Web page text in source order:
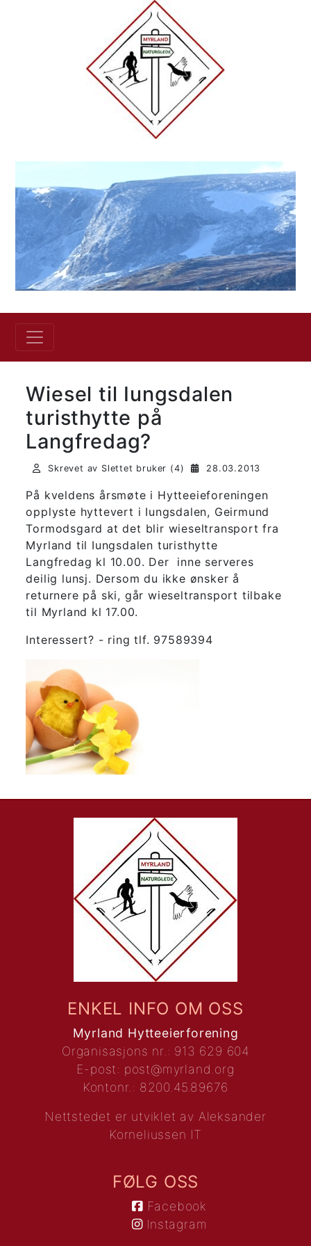
Wiesel til Iungsdalen
turisthytte på
Langfredag?
Skrevet av Slettet bruker (4) 28.03.2013
På kveldens årsmøte i Hytteeieforeningen
opplyste hyttevert i Iungsdalen, Geirmund
Tormodsgard at det blir wieseltransport fra
Myrland til Iungsdalen turisthytte
Langfredag kl 10.00. Der inne serveres
deilig lunsj. Dersom du ikke ønsker å
returnere på ski, går wieseltransport tilbake
til Myrland kl 17.00.
Interessert? - ring tlf. 97589394
ENKEL INFO OM OSS
Myrland Hytteeierforening
Organisasjons nr.: 913 629 604
E-post: post@myrland.org
Kontonr.: 8200.45.89676
Nettstedet er utviklet av Aleksander
Korneliussen IT
FØLG OSS
Facebook
Instagram